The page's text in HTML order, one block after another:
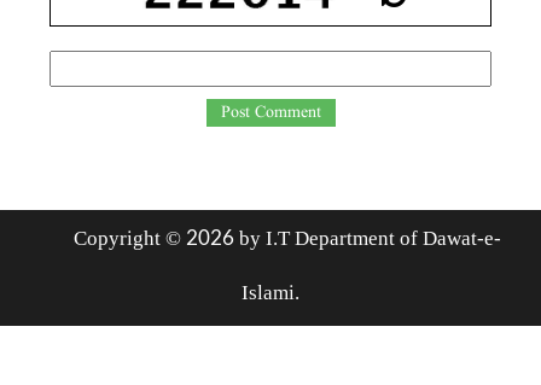
Post Comment
Copyright © 2026 by I.T Department of Dawat-e-
Islami.